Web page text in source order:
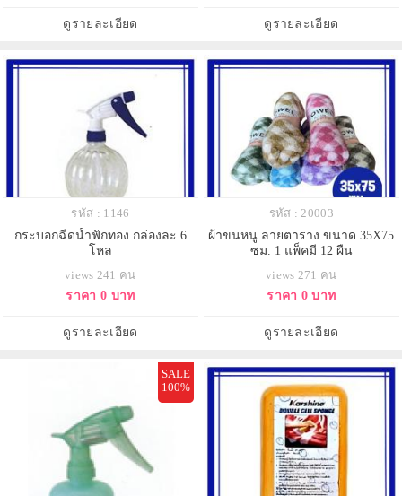
ดูรายละเอียด ดูรายละเอียด
รหัส : 1146
กระบอกฉีดน้ำฟักทอง กล่องละ 6
โหล
views 241 คน
ราคา 0 บาท
ดูรายละเอียด
รหัส : 20003
ผ้าขนหนู ลายตาราง ขนาด 35X75
ซม. 1 แพ็คมี 12 ผืน
views 271 คน
ราคา 0 บาท
ดูรายละเอียด
SALE
100%